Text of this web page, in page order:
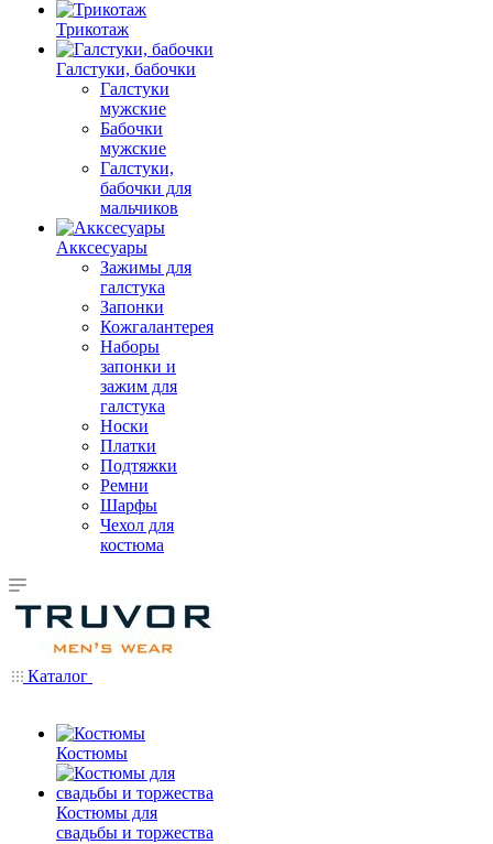
Трикотаж
Галстуки, бабочки
Галстуки
мужские
Бабочки
мужские
Галстуки,
бабочки для
мальчиков
Акксесуары
Зажимы для
галстука
Запонки
Кожгалантерея
Наборы
запонки и
зажим для
галстука
Носки
Платки
Подтяжки
Ремни
Шарфы
Чехол для
костюма
Каталог
Костюмы
Костюмы для
свадьбы и торжества